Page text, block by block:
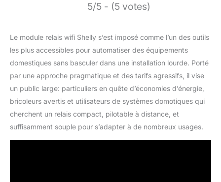
5/5 - (5 votes)
Le module relais wifi Shelly s’est imposé comme l’un des outils
les plus accessibles pour automatiser des équipements
domestiques sans basculer dans une installation lourde. Porté
par une approche pragmatique et des tarifs agressifs, il vise
un public large: particuliers en quête d’économies d’énergie,
bricoleurs avertis et utilisateurs de systèmes domotiques qui
cherchent un relais compact, pilotable à distance, et
suffisamment souple pour s’adapter à de nombreux usages.